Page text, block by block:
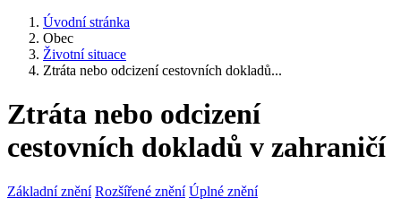
Úvodní stránka
Obec
Životní situace
Ztráta nebo odcizení cestovních dokladů...
Ztráta nebo odcizení
cestovních dokladů v zahraničí
Základní znění Rozšířené znění Úplné znění